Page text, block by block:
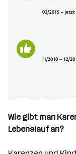
Wie gibt man
Lebenslauf an?